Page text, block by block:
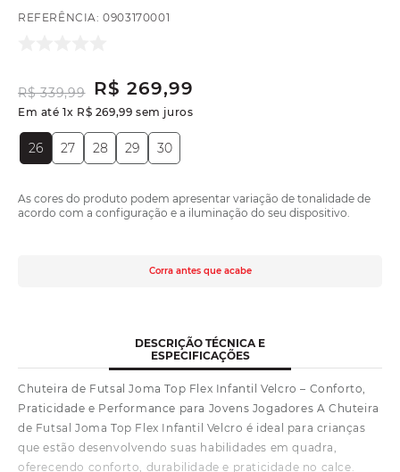
REFERÊNCIA:0903170001
R$ 339,99 R$ 269,99
Em até1x R$ 269,99 sem juros
26 27 28 29 30
As cores do produto podem apresentar variação de tonalidade de
acordo com a configuração e a iluminação do seu dispositivo.
Corra antes que acabe
DESCRIÇÃO TÉCNICA E
ESPECIFICAÇÕES
Chuteira de Futsal Joma Top Flex Infantil Velcro – Conforto,
Praticidade e Performance para Jovens Jogadores A Chuteira
de Futsal Joma Top Flex Infantil Velcro é ideal para crianças
que estão desenvolvendo suas habilidades em quadra,
oferecendo conforto, durabilidade e praticidade no calce.